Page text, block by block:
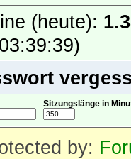
(heute):
Sitzungslänge in
by: